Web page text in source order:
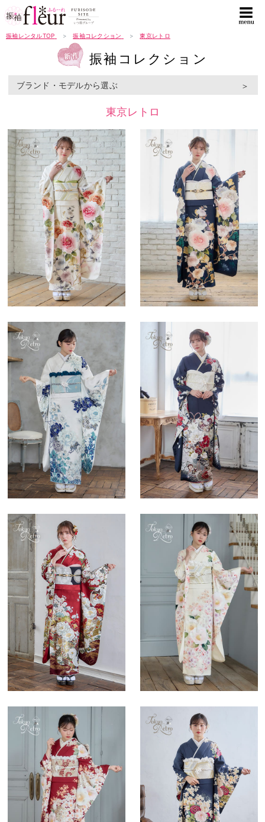
振袖レンタルTOP 振袖コレクション 東京レトロ
振袖コレクション
ブランド・モデルから選ぶ
東京レトロ